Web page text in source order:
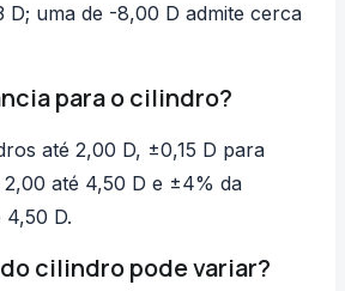
D; uma de -8,00 D admite cerca
para o cilindro?
até 2,00 D, ±0,15 D para
2,00 até 4,50 D e ±4% da
4,50 D.
cilindro pode variar?